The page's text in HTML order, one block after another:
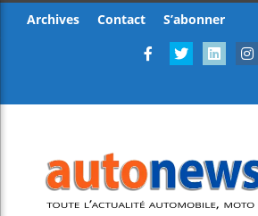
Archives Contact S’abonner